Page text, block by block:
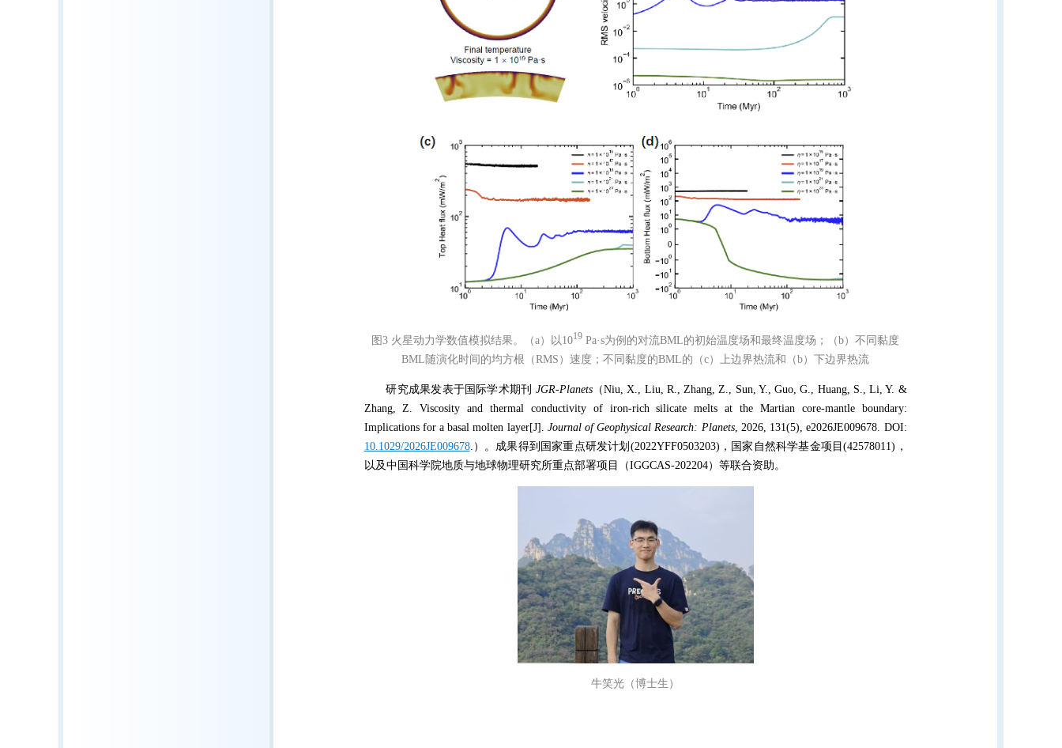
图3 火星动力学数值模拟结果。（a）以1019 Pa·s为例的对流BML的初始温度场和最终温度场；（b）不同黏度
BML随演化时间的均方根（RMS）速度；不同黏度的BML的（c）上边界热流和（b）下边界热流
研究成果发表于国际学术期刊 JGR-Planets（Niu, X., Liu, R., Zhang, Z., Sun, Y., Guo, G., Huang, S., Li, Y. &
Zhang, Z. Viscosity and thermal conductivity of iron‐rich silicate melts at the Martian core‐mantle boundary:
Implications for a basal molten layer[J]. Journal of Geophysical Research: Planets, 2026, 131(5), e2026JE009678. DOI:
10.1029/2026JE009678.）。成果得到国家重点研发计划(2022YFF0503203)，国家自然科学基金项目(42578011)，
以及中国科学院地质与地球物理研究所重点部署项目（IGGCAS-202204）等联合资助。
牛笑光（博士生）